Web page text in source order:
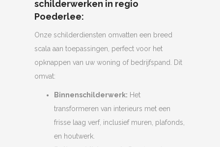
schilderwerken in regio
Poederlee:
Onze schilderdiensten omvatten een breed
scala aan toepassingen, perfect voor het
opknappen van uw woning of bedrijfspand. Dit
omvat:
Binnenschilderwerk: Het
transformeren van interieurs met een
frisse laag verf, inclusief muren, plafonds,
en houtwerk.